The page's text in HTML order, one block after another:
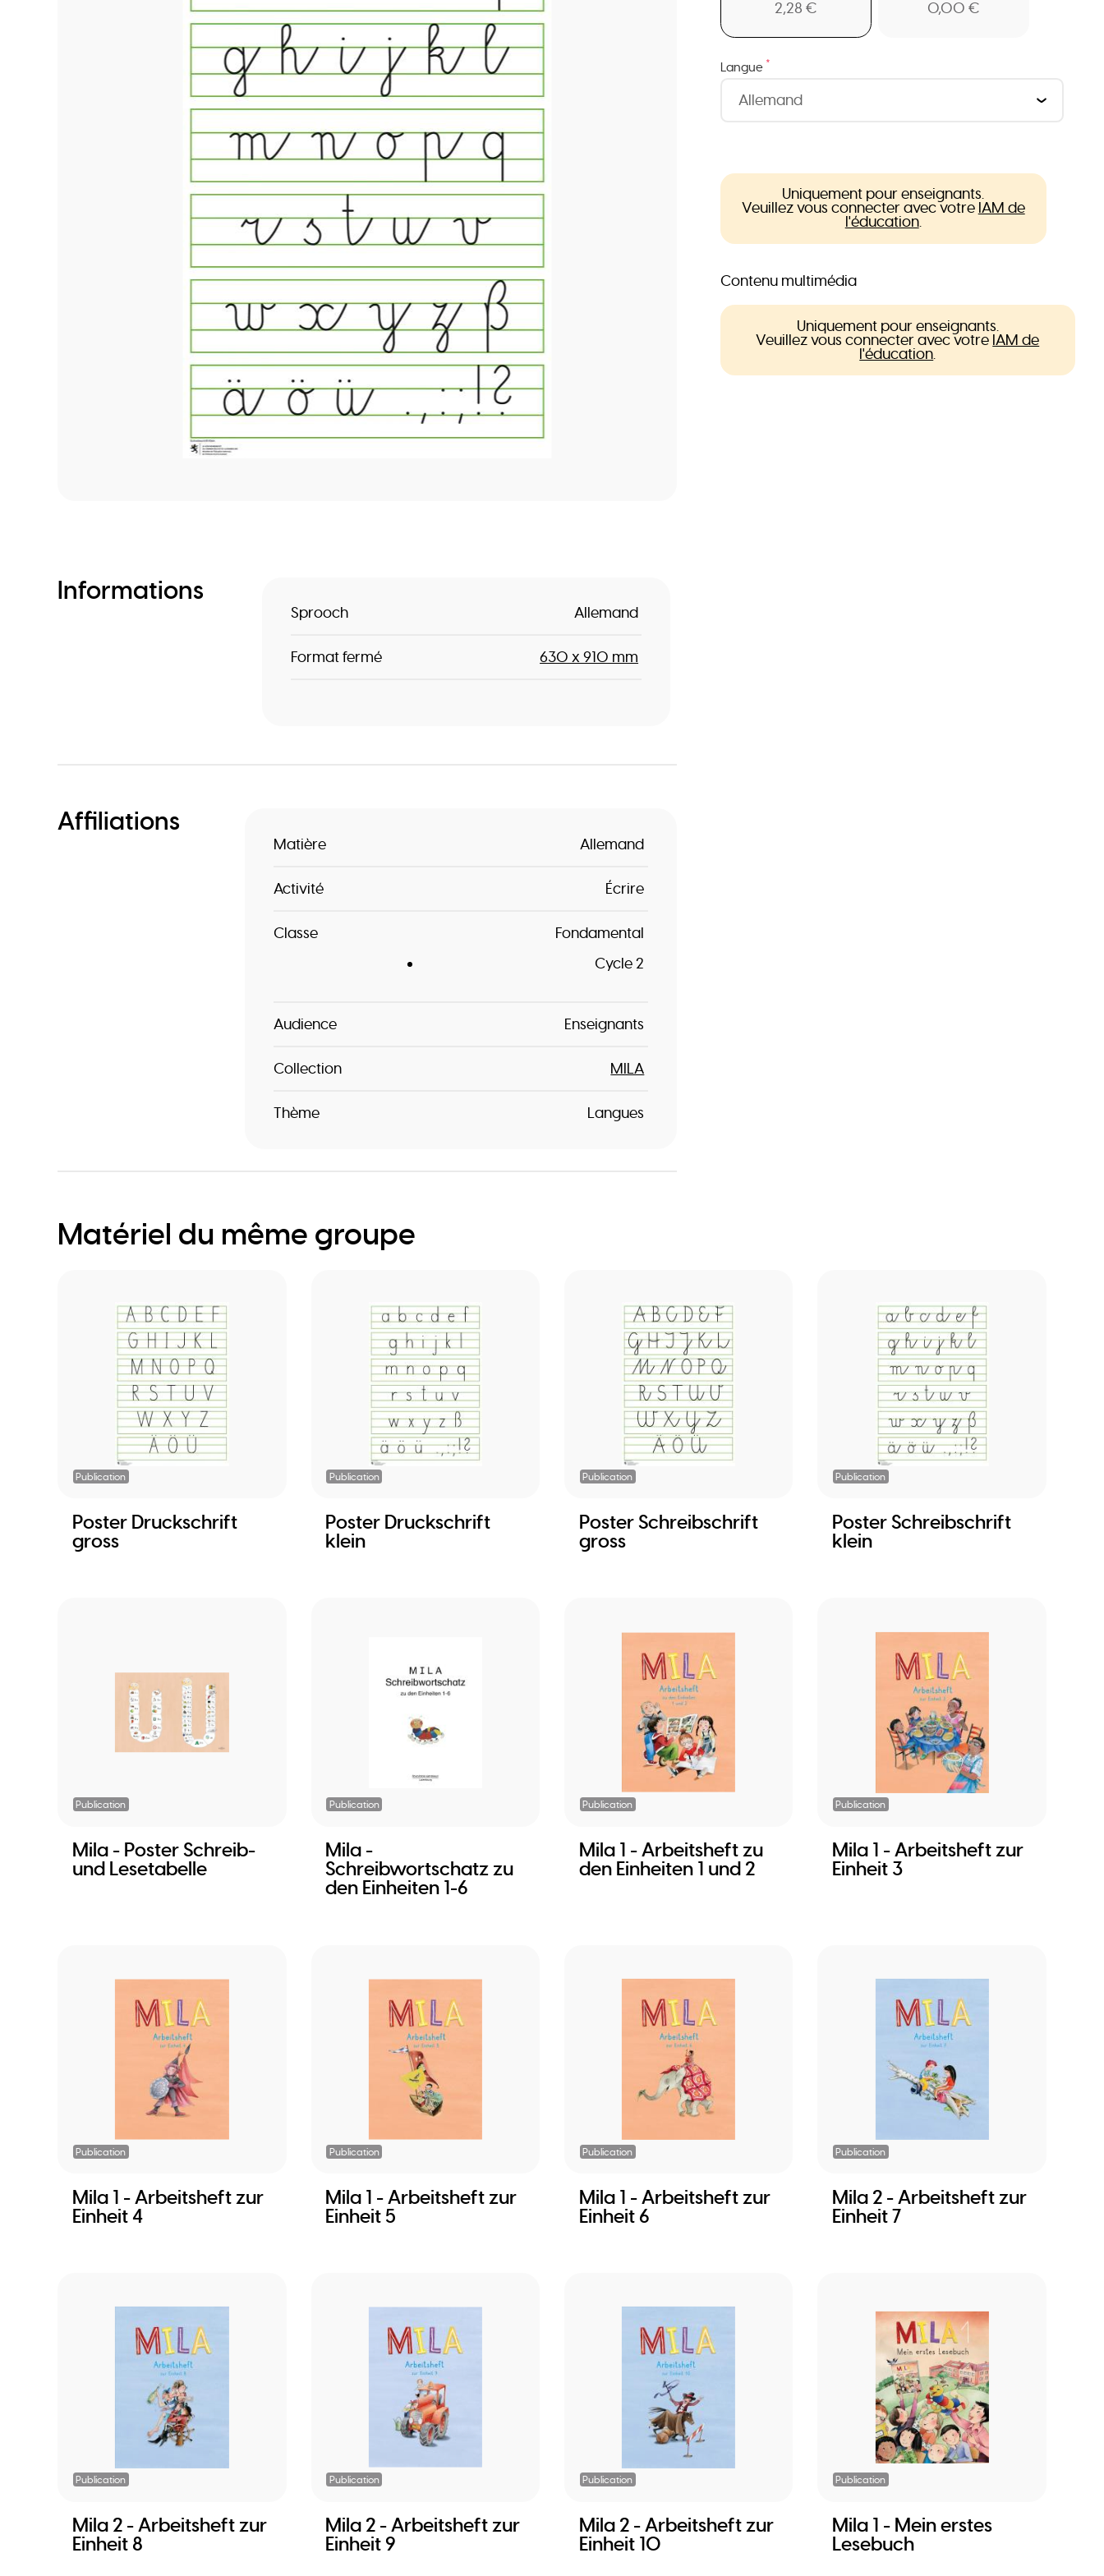
Informations
Sprooch Allemand
Format fermé 630 x 910 mm
Affiliations
Matière Allemand
Activité Écrire
Classe
Fondamental
Cycle 2
Audience Enseignants
Collection MILA
Thème Langues
2,28 €
0,00 €
Langue *
Uniquement pour enseignants.
Veuillez vous connecter avec votre IAM de
l'éducation.
Contenu multimédia
Uniquement pour enseignants.
Veuillez vous connecter avec votre IAM de
l'éducation.
Matériel du même groupe
Publication
Poster Druckschrift
gross
Publication
Poster Druckschrift
klein
Publication
Poster Schreibschrift
gross
Publication
Poster Schreibschrift
klein
Publication
Mila - Poster Schreib-
und Lesetabelle
Publication
Mila -
Schreibwortschatz zu
den Einheiten 1-6
Publication
Mila 1 - Arbeitsheft zu
den Einheiten 1 und 2
Publication
Mila 1 - Arbeitsheft zur
Einheit 3
Publication
Mila 1 - Arbeitsheft zur
Einheit 4
Publication
Mila 1 - Arbeitsheft zur
Einheit 5
Publication
Mila 1 - Arbeitsheft zur
Einheit 6
Publication
Mila 2 - Arbeitsheft zur
Einheit 7
Publication
Mila 2 - Arbeitsheft zur
Einheit 8
Publication
Mila 2 - Arbeitsheft zur
Einheit 9
Publication
Mila 2 - Arbeitsheft zur
Einheit 10
Publication
Mila 1 - Mein erstes
Lesebuch